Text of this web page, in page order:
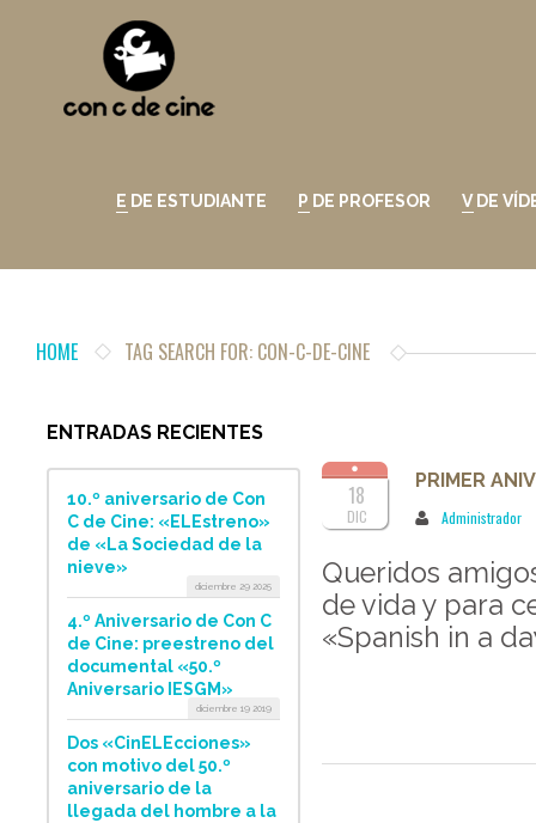
E DE ESTUDIANTE P DE PROFESOR V DE
HOME TAG SEARCH FOR: CON-C-DE-CINE
ENTRADAS RECIENTES
10.º aniversario de Con
C de Cine: «ELEstreno»
de «La Sociedad de la
nieve»
diciembre 29 2025
4.º Aniversario de Con C
de Cine: preestreno del
documental «50.º
Aniversario IESGM»
diciembre 19 2019
Dos «CinELEcciones»
con motivo del 50.º
aniversario de la
llegada del hombre a la
18
DIC
PRIMER
Administrador
Queridos
de vida y para
«Spanish in a